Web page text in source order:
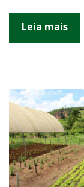
Leia mais